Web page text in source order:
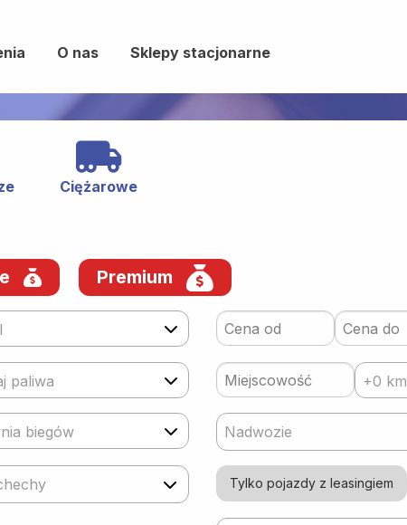
O nas Sklepy stacjonarne
Ciężarowe
Premium
paliwa +0 km
biegów Nadwozie
Tylko pojazdy z leasingiem